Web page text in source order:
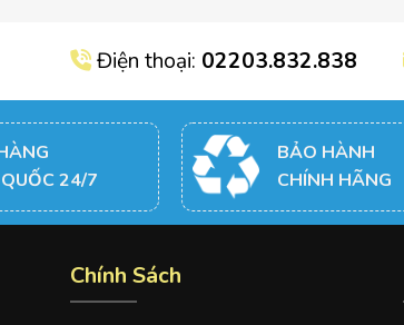
Điện thoại: 02203.832.838
24/7
BẢO HÀNH
CHÍNH HÃNG
Chính Sách